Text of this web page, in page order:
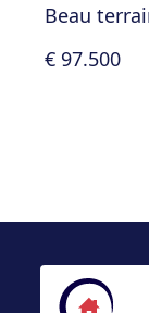
Beau
€ 97.500